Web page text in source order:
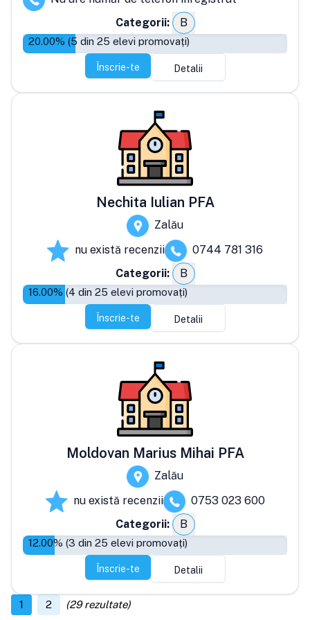
Categorii:
B
20.00% (5 din 25 elevi promovați)
Înscrie-te Detalii
Nechita Iulian PFA
Zalău
nu există recenzii
0744 781 316
Categorii:
B
16.00% (4 din 25 elevi promovați)
Înscrie-te Detalii
Moldovan Marius Mihai PFA
Zalău
nu există recenzii
0753 023 600
Categorii:
B
12.00% (3 din 25 elevi promovați)
Înscrie-te Detalii
1 2 (29rezultate)